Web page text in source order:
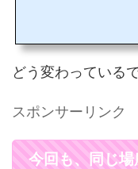
どう変わっている
スポンサーリンク
今回も、同じ場